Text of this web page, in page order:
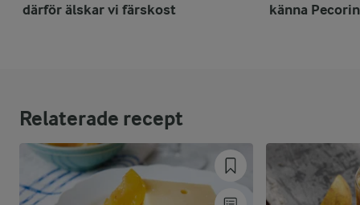
därför älskar vi färskost
känna
Relaterade recept